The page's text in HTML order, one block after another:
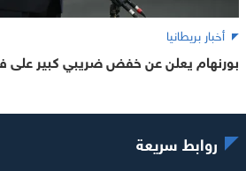
أخبار بريطانيا
بورنهام يعلن عن خفض ضريبي كبير على
روابط سريعة